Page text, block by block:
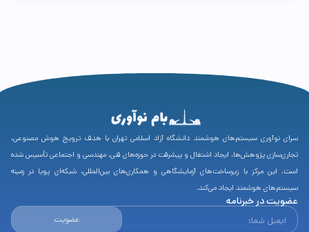
سرای نوآوری سیستم‌های هوشمند دانشگاه آزاد اسلامی تهران با هدف ترویج هوش مصنوعی،
تجاری‌سازی پژوهش‌ها، ایجاد اشتغال و پیشرفت در حوزه‌های فنی، مهندسی و اجتماعی تأسیس شده
است. این مرکز با زیرساخت‌های آزمایشگاهی و همکاری‌های بین‌المللی، شبکه‌ای پویا در زمینه
سیستم‌های هوشمند ایجاد می‌کند.
عضویت در خبرنامه
عضویت